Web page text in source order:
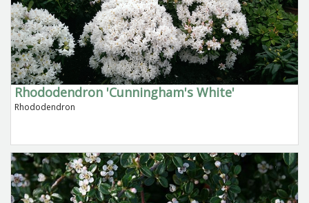
Rhododendron 'Cunningham's White'
Rhododendron